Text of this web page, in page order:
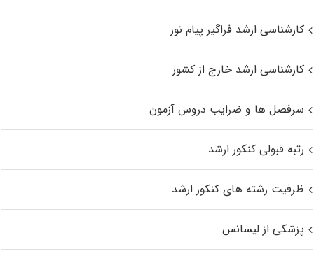
کارشناسی ارشد فراگیر پیام نور
کارشناسی ارشد خارج از کشور
سرفصل ها و ضرایب دروس آزمون
رتبه قبولی کنکور ارشد
ظرفیت رشته های کنکور ارشد
پزشکی از لیسانس